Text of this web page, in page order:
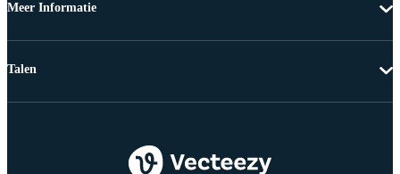
Meer Informatie
Talen